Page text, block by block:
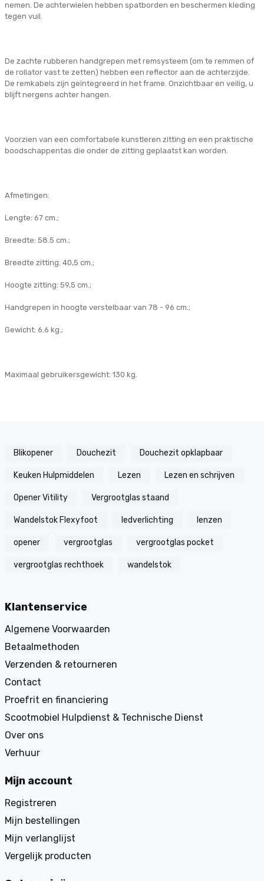
nemen. De achterwielen hebben spatborden en beschermen kleding
tegen vuil.
De zachte rubberen handgrepen met remsysteem (om te remmen of
de rollator vast te zetten) hebben een reflector aan de achterzijde.
De remkabels zijn geïntegreerd in het frame. Onzichtbaar en veilig, u
blijft nergens achter hangen.
Voorzien van een comfortabele kunstleren zitting en een praktische
boodschappentas die onder de zitting geplaatst kan worden.
Afmetingen:
Lengte: 67 cm.;
Breedte: 58.5 cm.;
Breedte zitting: 40,5 cm.;
Hoogte zitting: 59,5 cm.;
Handgrepen in hoogte verstelbaar van 78 - 96 cm.;
Gewicht: 6.6 kg.;
Maximaal gebruikersgewicht: 130 kg.
Blikopener Douchezit Douchezit opklapbaar
Keuken Hulpmiddelen Lezen Lezen en schrijven
Opener Vitility Vergrootglas staand
Wandelstok Flexyfoot ledverlichting lenzen
opener vergrootglas vergrootglas pocket
vergrootglas rechthoek wandelstok
Klantenservice
Algemene Voorwaarden
Betaalmethoden
Verzenden & retourneren
Contact
Proefrit en financiering
Scootmobiel Hulpdienst & Technische Dienst
Over ons
Verhuur
Mijn account
Registreren
Mijn bestellingen
Mijn verlanglijst
Vergelijk producten